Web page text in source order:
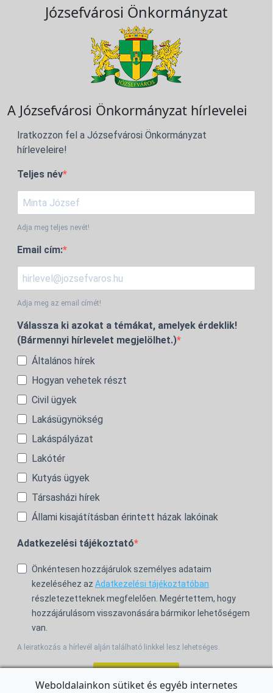
Józsefvárosi Önkormányzat
A Józsefvárosi Önkormányzat hírlevelei
Iratkozzon fel a Józsefvárosi Önkormányzat
hírleveleire!
Teljes név
Adja meg teljes nevét!
Email cím:
Adja meg az email címét!
Válassza ki azokat a témákat, amelyek érdeklik!
(Bármennyi hírlevelet megjelölhet.)
Általános hírek
Hogyan vehetek részt
Civil ügyek
Lakásügynökség
Lakáspályázat
Lakótér
Kutyás ügyek
Társasházi hírek
Állami kisajátításban érintett házak lakóinak
Adatkezelési tájékoztató
Önkéntesen hozzájárulok személyes adataim
kezeléséhez az Adatkezelési tájékoztatóban
részletezetteknek megfelelően. Megértettem, hogy
hozzájárulásom visszavonására bármikor lehetőségem
van.
A leiratkozás a hírlevél alján található linkkel lesz lehetséges.
Weboldalainkon sütiket és egyéb internetes